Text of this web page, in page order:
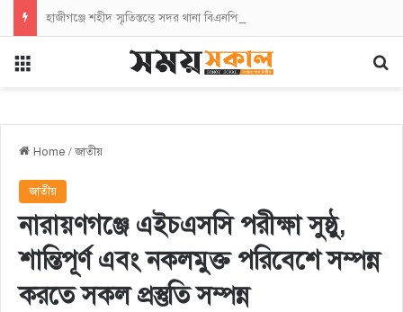
হাজীগঞ্জে শহীদ স্মৃতিস্তম্ভে সদর থানা বিএনপির পুষ্পস্তবক অর্পণ
Home /জাতীয়
জাতীয়
নারায়ণগঞ্জে এইচএসসি পরীক্ষা সুষ্ঠু,
শান্তিপূর্ণ এবং নকলমুক্ত পরিবেশে সম্পন্ন
করতে সকল প্রস্তুতি সম্পন্ন